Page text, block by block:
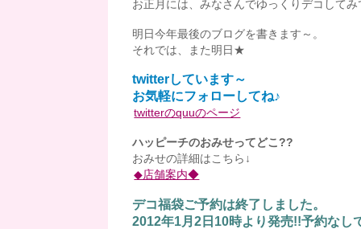
お正月には、みなさんでゆっくりデコしてみ
明日今年最後のブログを書きます～。
それでは、また明日★
twitterしています～
お気軽にフォローしてね♪
twitterのquuのページ
ハッピーチのおみせってどこ??
おみせの詳細はこちら↓
◆店舗案内◆
デコ福袋ご予約は終了しました。
2012年1月2日10時より発売!!予約なし